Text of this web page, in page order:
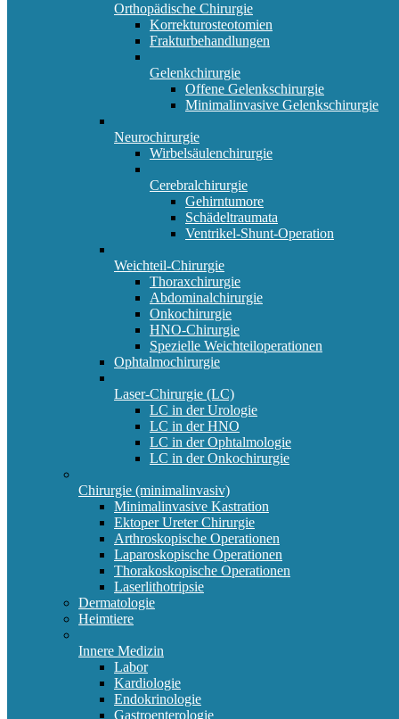
Orthopädische Chirurgie
Korrekturosteotomien
Frakturbehandlungen
Gelenkchirurgie
Offene Gelenkschirurgie
Minimalinvasive Gelenkschirurgie
Neurochirurgie
Wirbelsäulenchirurgie
Cerebralchirurgie
Gehirntumore
Schädeltraumata
Ventrikel-Shunt-Operation
Weichteil-Chirurgie
Thoraxchirurgie
Abdominalchirurgie
Onkochirurgie
HNO-Chirurgie
Spezielle Weichteiloperationen
Ophtalmochirurgie
Laser-Chirurgie (LC)
LC in der Urologie
LC in der HNO
LC in der Ophtalmologie
LC in der Onkochirurgie
Chirurgie (minimalinvasiv)
Minimalinvasive Kastration
Ektoper Ureter Chirurgie
Arthroskopische Operationen
Laparoskopische Operationen
Thorakoskopische Operationen
Laserlithotripsie
Dermatologie
Heimtiere
Innere Medizin
Labor
Kardiologie
Endokrinologie
Gastroenterologie